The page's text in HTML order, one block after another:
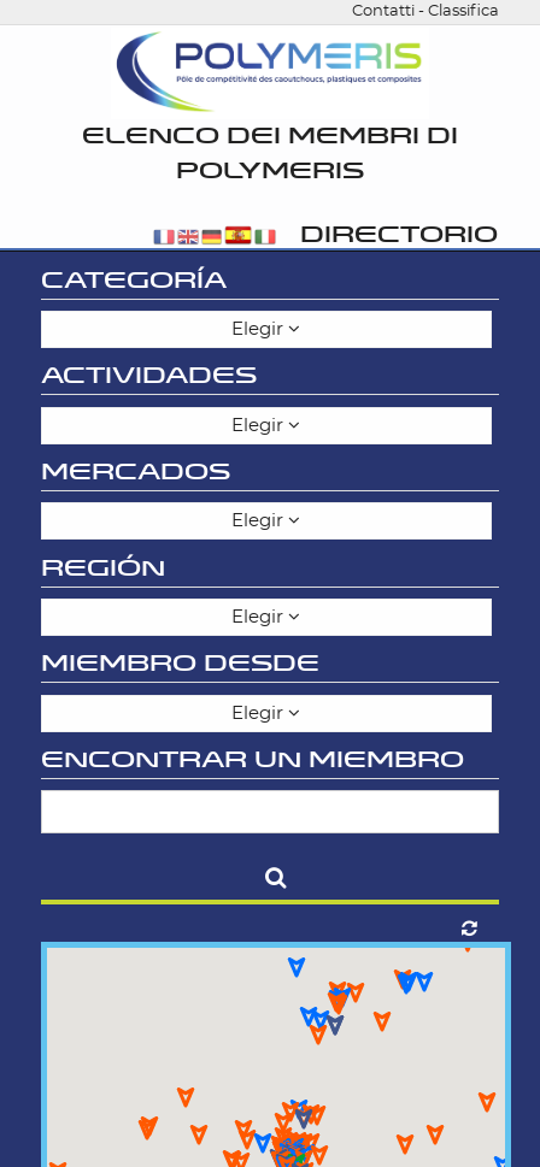
Contatti -Classifica
ELENCO DEI MEMBRI DI
POLYMERIS
DIRECTORIO
CATEGORÍA
Elegir
ACTIVIDADES
Elegir
MERCADOS
Elegir
REGIÓN
Elegir
MIEMBRO DESDE
Elegir
ENCONTRAR UN MIEMBRO